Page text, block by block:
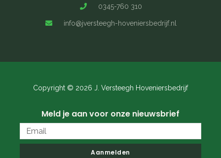
0345-760 310
info@jversteegh-hoveniersbedrijf.nl
Copyright © 2026 J. Versteegh Hoveniersbedrijf
Meld je aan voor onze nieuwsbrief
Email
Aanmelden